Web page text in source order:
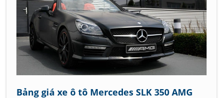
Bảng giá xe ô tô Mercedes SLK 350 AMG